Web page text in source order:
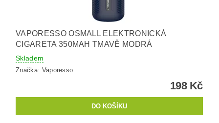
VAPORESSO OSMALL ELEKTRONICKÁ
CIGARETA 350MAH TMAVĚ MODRÁ
Skladem
Značka: Vaporesso
198 Kč